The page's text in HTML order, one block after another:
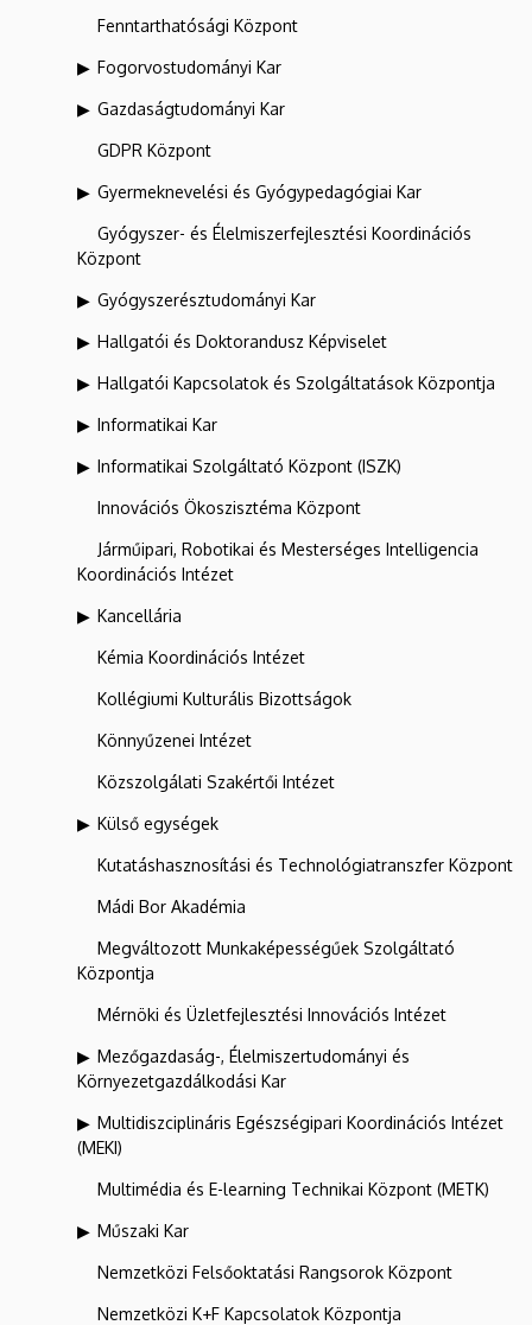
Fenntarthatósági Központ
Fogorvostudományi Kar
Gazdaságtudományi Kar
GDPR Központ
Gyermeknevelési és Gyógypedagógiai Kar
Gyógyszer- és Élelmiszerfejlesztési Koordinációs
Központ
Gyógyszerésztudományi Kar
Hallgatói és Doktorandusz Képviselet
Hallgatói Kapcsolatok és Szolgáltatások Központja
Informatikai Kar
Informatikai Szolgáltató Központ (ISZK)
Innovációs Ökoszisztéma Központ
Járműipari, Robotikai és Mesterséges Intelligencia
Koordinációs Intézet
Kancellária
Kémia Koordinációs Intézet
Kollégiumi Kulturális Bizottságok
Könnyűzenei Intézet
Közszolgálati Szakértői Intézet
Külső egységek
Kutatáshasznosítási és Technológiatranszfer Központ
Mádi Bor Akadémia
Megváltozott Munkaképességűek Szolgáltató
Központja
Mérnöki és Üzletfejlesztési Innovációs Intézet
Mezőgazdaság-, Élelmiszertudományi és
Környezetgazdálkodási Kar
Multidiszciplináris Egészségipari Koordinációs Intézet
(MEKI)
Multimédia és E-learning Technikai Központ (METK)
Műszaki Kar
Nemzetközi Felsőoktatási Rangsorok Központ
Nemzetközi K+F Kapcsolatok Központja